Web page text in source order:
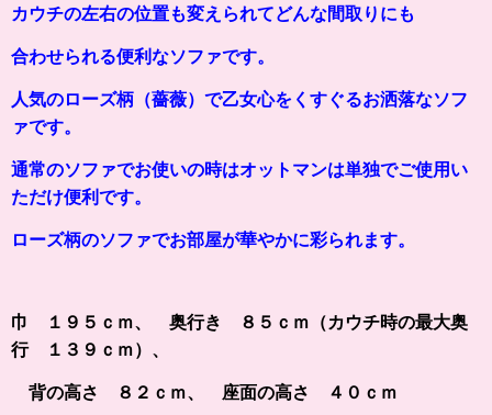
カウチの左右の位置も変えられてどんな間取りにも
合わせられる便利なソファです。
人気のローズ柄（薔薇）で乙女心をくすぐるお洒落なソフ
ァです。
通常のソファでお使いの時はオットマンは単独でご使用い
ただけ便利です。
ローズ柄のソファでお部屋が華やかに彩られます。
巾 １９５ｃｍ、 奥行き ８５ｃｍ（カウチ時の最大奥
行 １３９ｃｍ）、
背の高さ ８２ｃｍ、 座面の高さ ４０ｃｍ